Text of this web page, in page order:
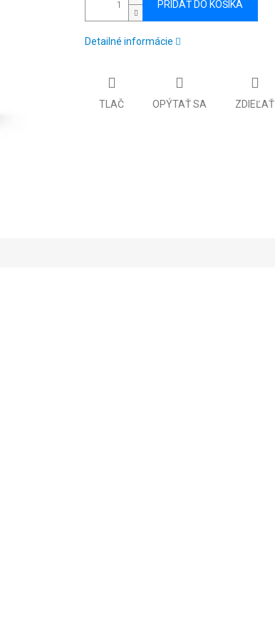
PRIDAŤ DO KOŠÍKA
Detailné informácie
TLAČ OPÝTAŤ SA ZDIEĽAŤ